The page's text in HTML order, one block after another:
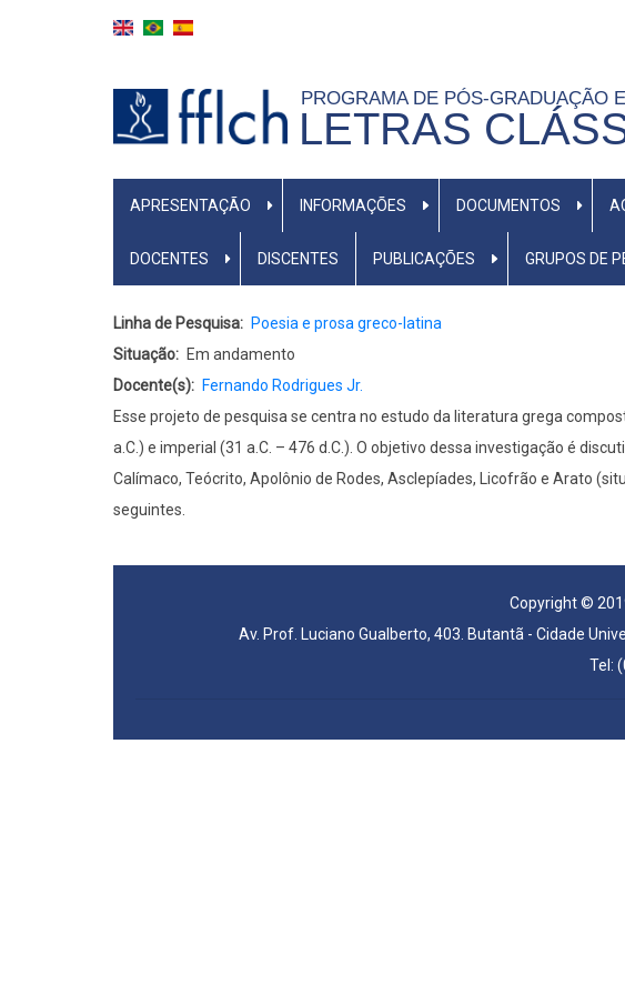
PROGRAMA DE PÓS-GRADUAÇÃO
LETRAS
NAVEGAÇÃO
(PORTUGUÊS)
APRESENTAÇÃO INFORMAÇÕES DOCUMENTOS
DOCENTES DISCENTES PUBLICAÇÕES GRUPOS DE
Linha de Pesquisa
Poesia e prosa greco-latina
Situação
Em andamento
Docente(s)
Fernando Rodrigues Jr.
Esse projeto de pesquisa se centra no estudo da literatura grega
a.C.) e imperial (31 a.C. – 476 d.C.). O objetivo dessa investigação é
Calímaco, Teócrito, Apolônio de Rodes, Asclepíades, Licofrão e Arato
seguintes.
Copyright ©
Av. Prof. Luciano Gualberto, 403. Butantã - Cidade
Tel: